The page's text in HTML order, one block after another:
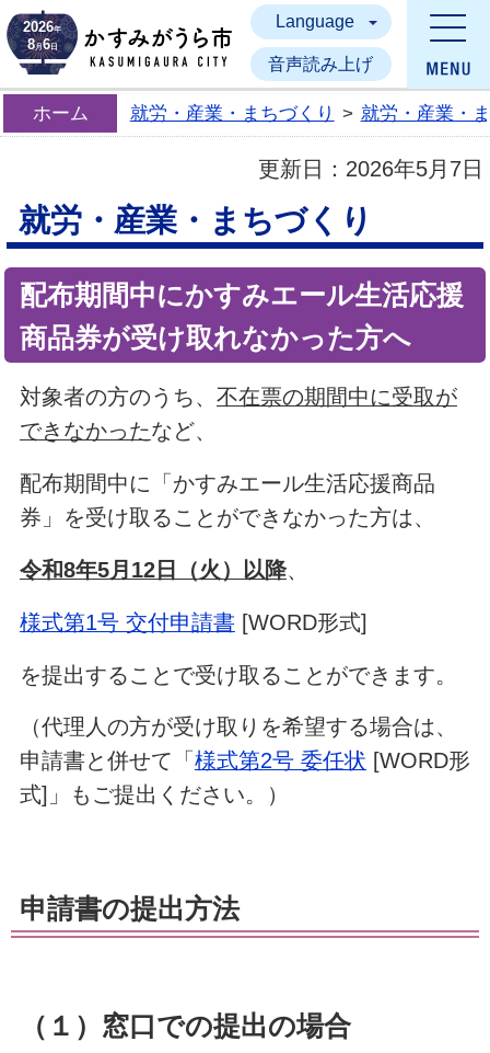
かすみがうら市
2026年
8月6日
Language
音声読み上げ
ホーム 就労・産業・まちづくり > 就労・産業・
更新日： 2026年5月7日
就労・産業・まちづくり
配布期間中にかすみエール生活応援
商品券が受け取れなかった方へ
対象者の方のうち、 不在票の期間中に受取が
できなかったなど、
配布期間中に「かすみエール生活応援商品
券」を受け取ることができなかった方は、
令和8年5月12日（火）以降、
様式第1号 交付申請書[WORD形式]
を提出することで受け取ることができます。
（代理人の方が受け取りを希望する場合は、
申請書と併せて「 様式第2号 委任状 [WORD形
式]」もご提出ください。）
申請書の提出方法
（１）窓口での提出の場合